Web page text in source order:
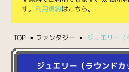
す。 利用規約はこちら。
TOP ファンタジー ジュエリー（
ジュエリー（ラウンドカ